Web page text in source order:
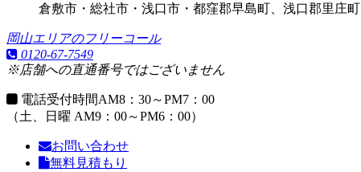
倉敷市・総社市・浅口市・都窪郡早島町、浅口郡里庄町
岡山エリアのフリーコール
0120-67-7549
※店舗への直通番号ではございません
電話受付時間AM8：30～PM7：00
（土、日曜 AM9：00～PM6：00）
お問い合わせ
無料見積もり